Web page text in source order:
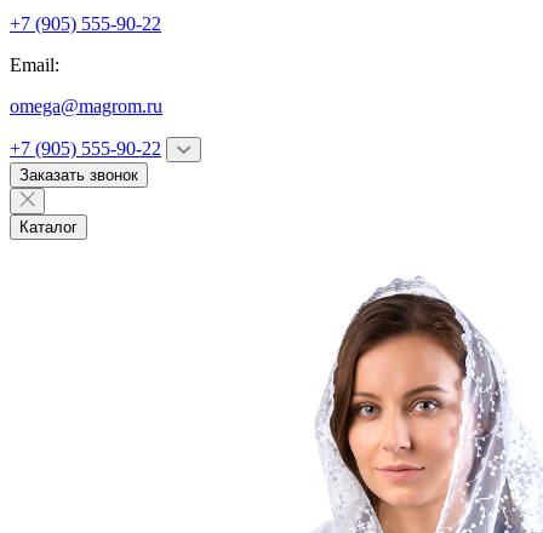
+7 (905) 555-90-22
Email:
omega@magrom.ru
+7 (905) 555-90-22
Заказать звонок
Каталог